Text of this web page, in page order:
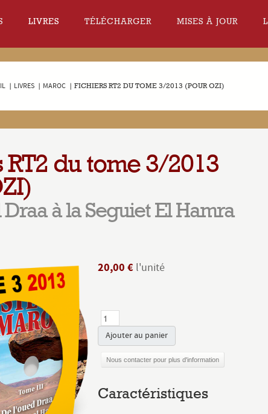
LIVRES TÉLÉCHARGER MISES À JOUR
| LIVRES | MAROC |FICHIERS RT2 DU TOME 3/2013 (POUR OZI)
du tome 3/2013
à la Seguiet El Hamra
20,00 € l'unité
Ajouter au panier
Nous contacter pour plus d'information
Caractéristiques